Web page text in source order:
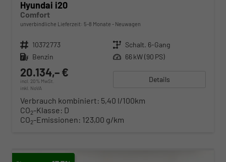
Hyundai i20
Comfort
unverbindliche Lieferzeit: 5-8 Monate Neuwagen
Fahrzeugnr. 10372773 Getriebe Schalt. 6-Gang
Kraftstoff Benzin Leistung 66 kW (90 PS)
20.134,– €
incl. 20% MwSt.
inkl. NoVA
Details
Verbrauch kombiniert: 5,40 l/100km
CO2-Klasse: D
CO2-Emissionen: 123,00 g/km